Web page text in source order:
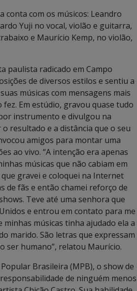
conta com os músicos: Leandro
Yuji no vocal, violão e guitarra,
e Maurício Kemp, no violão,
paulista radicado em Campo
de diversos estilos e sentiu a
músicas com mensagens mais
fez. Em estúdio, gravou quase tudo
instrumento e divulgou na
resultado e a distância que o seu
amigos para montar uma
ao vivo. “A intenção era apenas
músicas que não cabiam em
gravei e coloquei na Internet
de fãs e então chamei reforço de
Teve até uma senhora que
e entrou em contato para me
minhas músicas tinha ajudado ela a
marido. São letras que expressam
ser humano”, relatou Maurício.
Brasileira (MPB), o show de
de ninguém menos